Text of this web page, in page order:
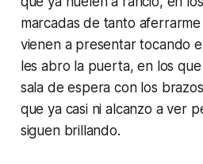
marcadas de tanto
vienen a presentar tocando
les abro la puerta, en los
sala de espera con los
que ya casi ni alcanzo a ver
siguen brillando.